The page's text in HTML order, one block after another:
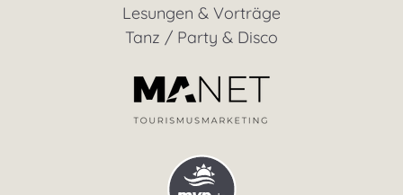
Lesungen & Vorträge
Tanz / Party & Disco